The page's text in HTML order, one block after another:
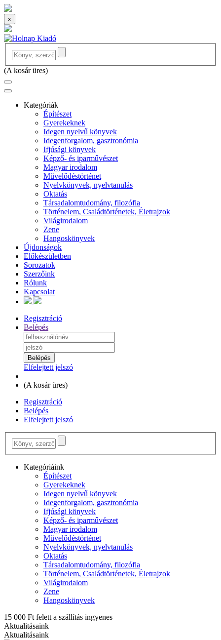
x
(A kosár üres)
Kategóriák
Építészet
Gyerekeknek
Idegen nyelvű könyvek
Idegenforgalom, gasztronómia
Ifjúsági könyvek
Képző- és iparművészet
Magyar irodalom
Művelődéstörténet
Nyelvkönyvek, nyelvtanulás
Oktatás
Társadalomtudomány, filozófia
Történelem, Családtörténetek, Életrajzok
Világirodalom
Zene
Hangoskönyvek
Újdonságok
Előkészületben
Sorozatok
Szerzőink
Rólunk
Kapcsolat
Regisztráció
Belépés
Elfelejtett jelszó
(A kosár üres)
Regisztráció
Belépés
Elfelejtett jelszó
Kategóriáink
Építészet
Gyerekeknek
Idegen nyelvű könyvek
Idegenforgalom, gasztronómia
Ifjúsági könyvek
Képző- és iparművészet
Magyar irodalom
Művelődéstörténet
Nyelvkönyvek, nyelvtanulás
Oktatás
Társadalomtudomány, filozófia
Történelem, Családtörténetek, Életrajzok
Világirodalom
Zene
Hangoskönyvek
15 000 Ft felett a szállítás ingyenes
Aktualitásaink
Aktualitásaink